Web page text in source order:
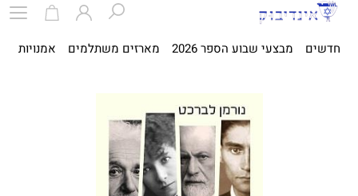
חדשים מבצעי שבוע הספר 2026 מארזים משתלמים אמנויות